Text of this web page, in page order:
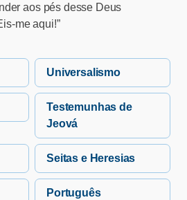
aos pés desse Deus
me aqui!”
Universalismo
Testemunhas de
Jeová
Seitas e Heresias
Português